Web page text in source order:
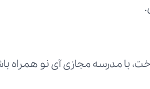
با مدرسه مجازی آی نو همراه